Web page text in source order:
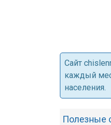
Cайт
каждый
населения.
Полезные